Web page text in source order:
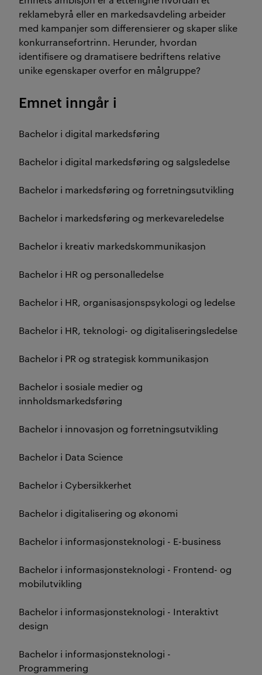
reklamebyrå eller en markedsavdeling arbeider
med kampanjer som differensierer og skaper slike
konkurransefortrinn. Herunder, hvordan
identifisere og dramatisere bedriftens relative
unike egenskaper overfor en målgruppe?
Emnet inngår i
Bachelor i digital markedsføring
Bachelor i digital markedsføring og salgsledelse
Bachelor i markedsføring og forretningsutvikling
Bachelor i markedsføring og merkevareledelse
Bachelor i kreativ markedskommunikasjon
Bachelor i HR og personalledelse
Bachelor i HR, organisasjonspsykologi og ledelse
Bachelor i HR, teknologi- og digitaliseringsledelse
Bachelor i PR og strategisk kommunikasjon
Bachelor i sosiale medier og
innholdsmarkedsføring
Bachelor i innovasjon og forretningsutvikling
Bachelor i Data Science
Bachelor i Cybersikkerhet
Bachelor i digitalisering og økonomi
Bachelor i informasjonsteknologi - E-business
Bachelor i informasjonsteknologi - Frontend- og
mobilutvikling
Bachelor i informasjonsteknologi - Interaktivt
design
Bachelor i informasjonsteknologi -
Programmering